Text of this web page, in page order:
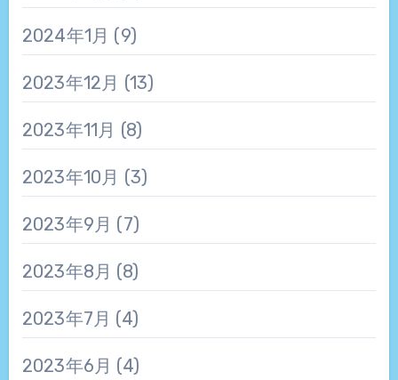
2024年1月 (9)
2023年12月 (13)
2023年11月 (8)
2023年10月 (3)
2023年9月 (7)
2023年8月 (8)
2023年7月 (4)
2023年6月 (4)